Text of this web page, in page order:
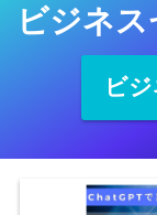
ビジネ
ビ